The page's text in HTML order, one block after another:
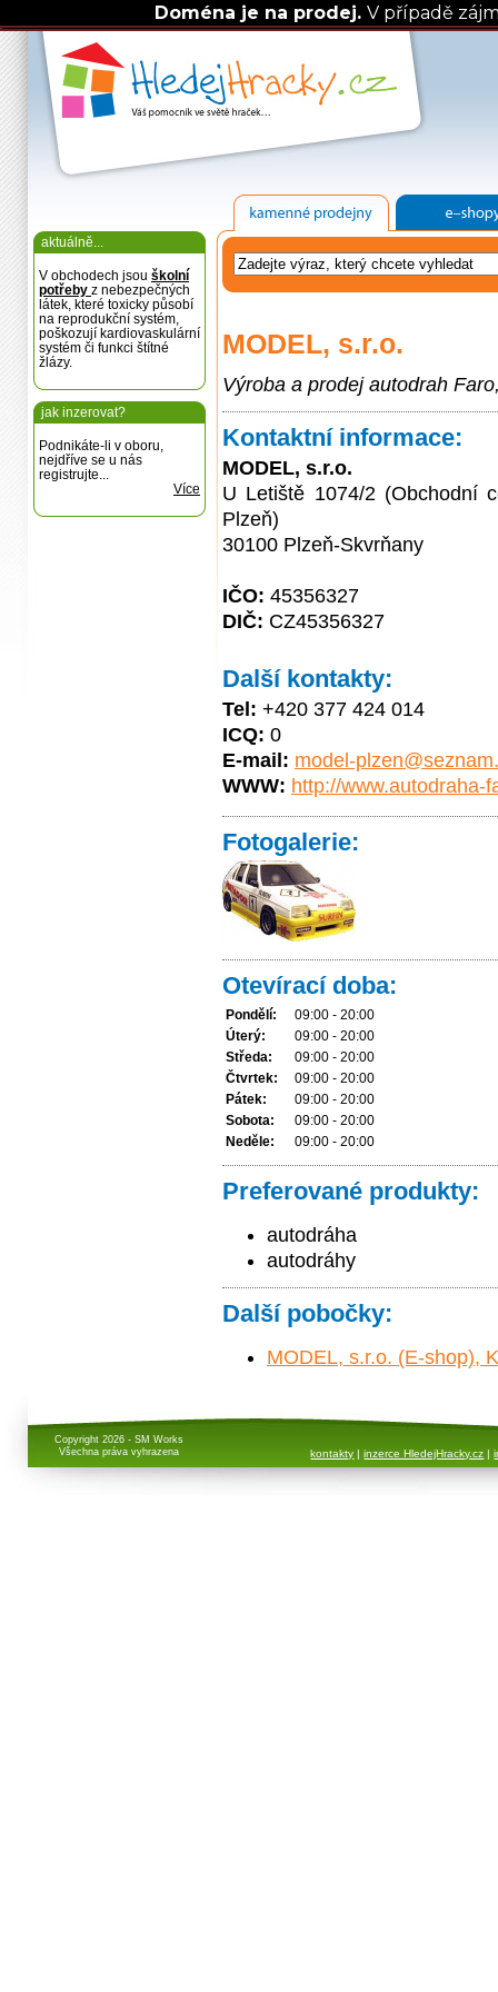
Doména je na prodej.V případě
aktuálně...
V obchodech jsou školní
potřeby z nebezpečných
látek, které toxicky působí
na reprodukční systém,
poškozují kardiovaskulární
systém či funkci štítné
žlázy.
jak inzerovat?
Podnikáte-li v oboru,
nejdříve se u nás
registrujte...
Více
MODEL, s.r.o.
Výroba a prodej autodrah
Kontaktní informace:
MODEL, s.r.o.
U Letiště 1074/2 (Obchodní
Plzeň)
30100 Plzeň-Skvrňany
IČO: 45356327
DIČ: CZ45356327
Další kontakty:
Tel: +420 377 424 014
ICQ: 0
E-mail: model-
WWW: http://www.autodraha-
Fotogalerie:
Otevírací doba:
Pondělí:
09:00 - 20:00
Úterý:
09:00 - 20:00
Středa:
09:00 - 20:00
Čtvrtek:
09:00 - 20:00
Pátek:
09:00 - 20:00
Sobota:
09:00 - 20:00
Neděle:
09:00 - 20:00
Preferované produkty:
autodráha
autodráhy
Další pobočky:
MODEL, s.r.o. (E-shop),
Copyright 2026 - SM Works
Všechna práva vyhrazena
kontakty |inzerce HledejHracky.cz |